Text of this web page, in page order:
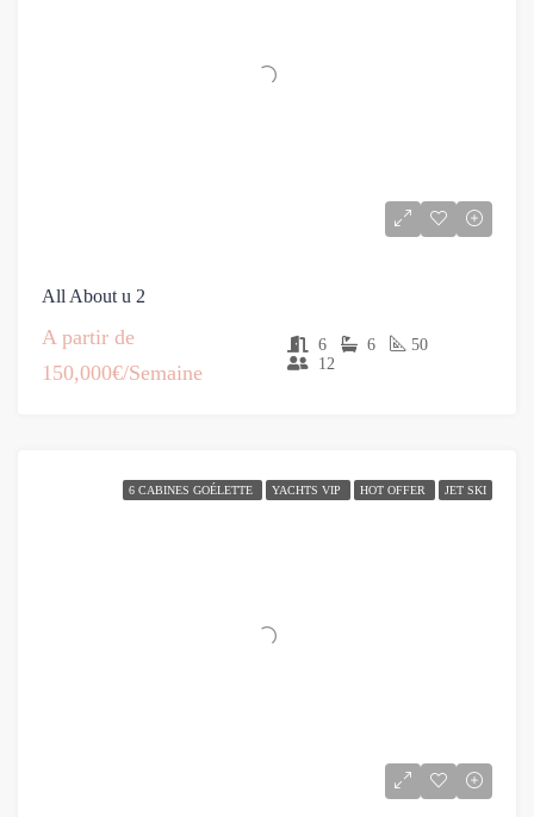
All About u 2
A partir de
150,000€/Semaine
6 6
50
12
6 CABINES GOÉLETTE YACHTS VIP HOT OFFER JET SKI